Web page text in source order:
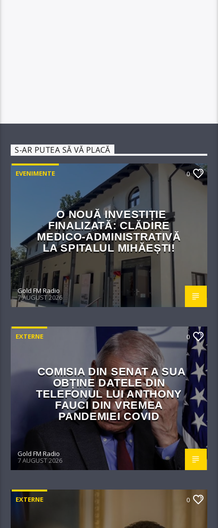
S-AR PUTEA SĂ VĂ PLACĂ
EVENIMENTE 0
O NOUĂ INVESTIȚIE
FINALIZATĂ: CLĂDIRE
MEDICO-ADMINISTRATIVĂ
LA SPITALUL MIHĂEȘTI!​
Gold FM Radio
7 AUGUST 2026
EXTERNE 0
COMISIA DIN SENAT A SUA
OBȚINE DATELE DIN
TELEFONUL LUI ANTHONY
FAUCI DIN VREMEA
PANDEMIEI COVID
Gold FM Radio
7 AUGUST 2026
EXTERNE 0